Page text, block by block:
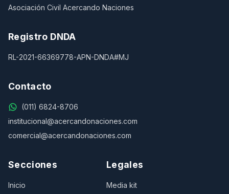
Asociación Civil Acercando Naciones
Registro DNDA
RL-2021-66369778-APN-DNDA#MJ
Contacto
(011) 6824-8706
institucional@acercandonaciones.com
comercial@acercandonaciones.com
Secciones
Inicio
Legales
Media kit